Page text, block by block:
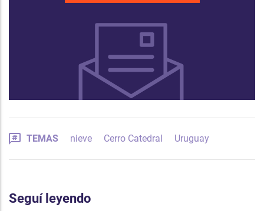
TEMAS nieve Cerro Catedral Uruguay
Seguí leyendo